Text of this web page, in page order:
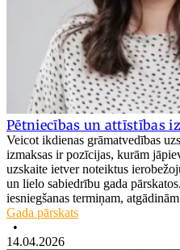
Pētniecības un attīstības
Veicot ikdienas grāmatvedības
izmaksas ir pozīcijas, kurām
uzskaite ietver noteiktus
un lielo sabiedrību gada
iesniegšanas termiņam,
Gada pārskats
•
14.04.2026